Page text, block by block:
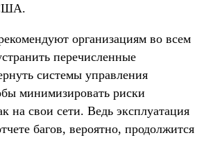
организациям во всем
перечисленные
системы управления
минимизировать риски
на свои сети. Ведь эксплуатация
багов, вероятно, продолжится